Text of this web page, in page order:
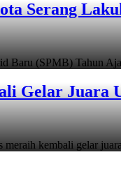
Serang
Baru (SPMB) Tahun
Gelar Juara
kembali gelar